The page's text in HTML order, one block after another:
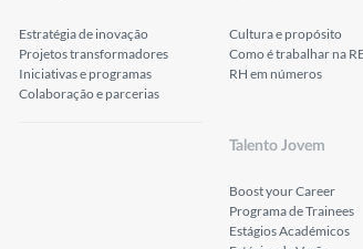
Estratégia de inovação
Projetos transformadores
Iniciativas e programas
Colaboração e parcerias
Cultura e propósito
Como é trabalhar na
RH em números
Talento Jovem
Boost your Career
Programa de Trainees
Estágios Académicos